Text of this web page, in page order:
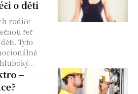
o děti
rodiče
řeč
Tyto
–